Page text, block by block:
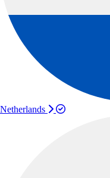
Netherlands